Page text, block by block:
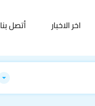
اخر الاخبار أتصل بنا